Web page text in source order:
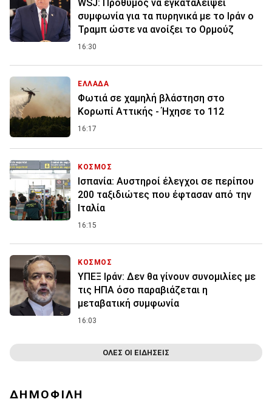
WSJ: Πρόθυμος να εγκαταλείψει
συμφωνία για τα πυρηνικά με το Ιράν ο
Τραμπ ώστε να ανοίξει το Ορμούζ
16:30
ΕΛΛΑΔΑ
Φωτιά σε χαμηλή βλάστηση στο
Κορωπί Αττικής - Ήχησε το 112
16:17
ΚΟΣΜΟΣ
Ισπανία: Aυστηροί έλεγχοι σε περίπου
200 ταξιδιώτες που έφτασαν από την
Ιταλία
16:15
ΚΟΣΜΟΣ
ΥΠΕΞ Ιράν: Δεν θα γίνουν συνομιλίες με
τις ΗΠΑ όσο παραβιάζεται η
μεταβατική συμφωνία
16:03
ΟΛΕΣ ΟΙ ΕΙΔΗΣΕΙΣ
ΔΗΜΟΦΙΛΗ